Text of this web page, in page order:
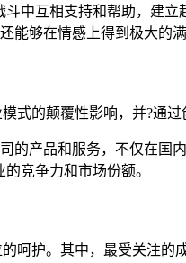
中互相支持和帮助，建
能够在情感上得到极大的满
的颠覆性影响，并?通
产品和服务，不仅在国
竞争力和市场份额。
护。其中，最受关注的